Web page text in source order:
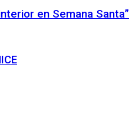
en Semana Santa”